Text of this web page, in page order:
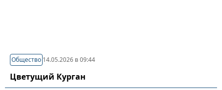
Общество 14.05.2026 в 09:44
Цветущий Курган